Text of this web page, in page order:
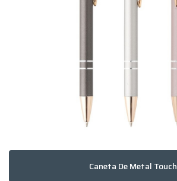
Caneta De Metal Touch